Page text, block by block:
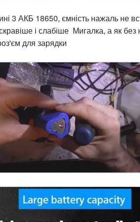
3 АКБ 18650, ємність нажаль не
і слабіше Мигалка, а як без
для зарядки